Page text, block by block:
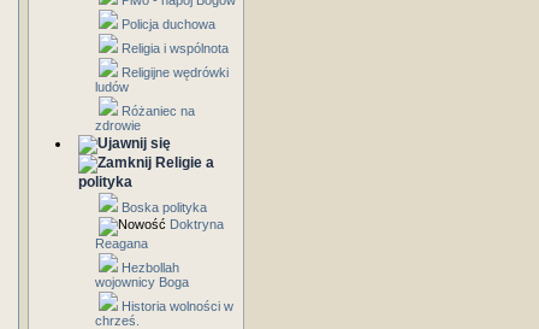
Policja duchowa
Religia i wspólnota
Religijne wędrówki
ludów
Różaniec na
zdrowie
Religie a
polityka
Boska polityka
Doktryna
Reagana
Hezbollah
wojownicy Boga
Historia wolności w
chrześ.